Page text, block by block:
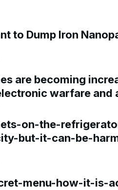
to Dump Iron
are becoming
warfare and
on-the-
but-it-can-be-
menu-how-it-is-